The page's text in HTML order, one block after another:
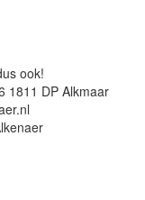
ook!
1811 DP Alkmaar